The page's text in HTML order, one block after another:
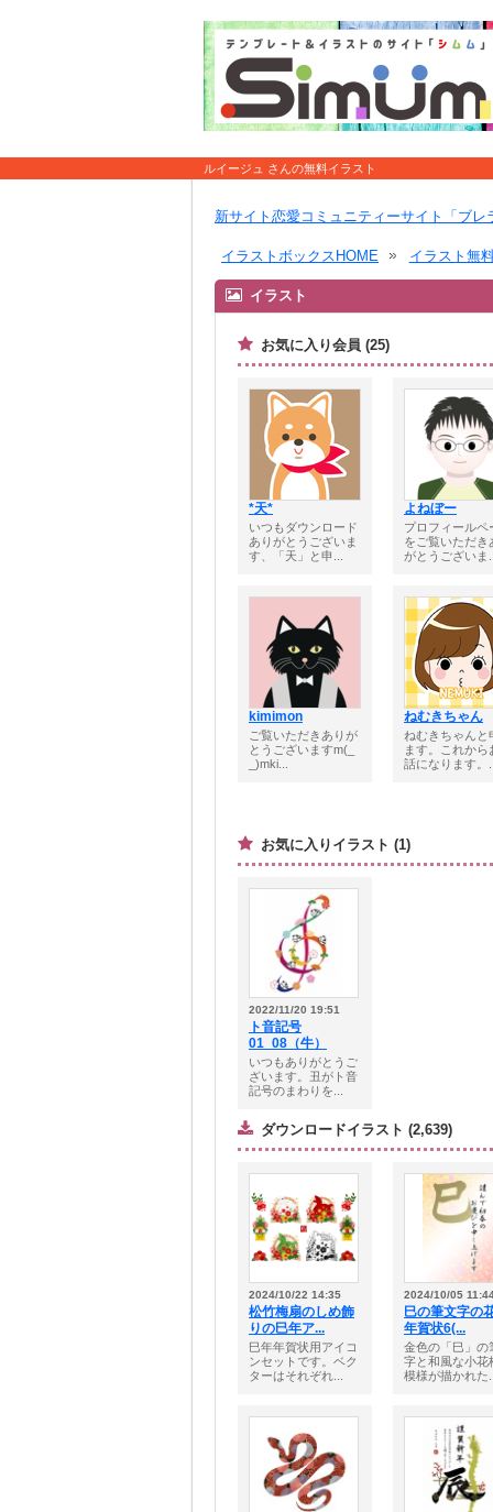
ルイージュ さんの無料イラスト
新サイト恋愛コミュニティーサイト「ブレ
イラストボックスHOME イラスト無
イラスト
お気に入り会員 (25)
*天*
いつもダウンロード
ありがとうございま
す、「天」と申...
よねぼー
プロフィールペ
をご覧いただき
がとうございま
kimimon
ご覧いただきありが
とうございますm(_
_)mki...
ねむきちゃん
ねむきちゃんと
ます。これから
話になります。
お気に入りイラスト (1)
2022/11/20 19:51
ト音記号
01_08（牛）
いつもありがとうご
ざいます。丑がト音
記号のまわりを...
ダウンロードイラスト (2,639)
2024/10/22 14:35
松竹梅扇のしめ飾
りの巳年ア...
巳年年賀状用アイコ
ンセットです。ベク
ターはそれぞれ...
2024/10/05
巳の筆文字の
年賀状6(...
金色の「巳」の
字と和風な小花
模様が描かれた